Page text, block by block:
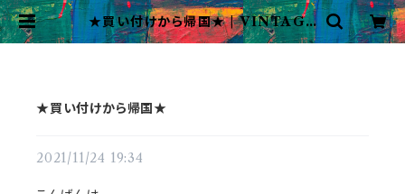
★買い付けから帰国★ | VINTAGE
&USED OWEYOU
★買い付けから帰国★
2021/11/24 19:34